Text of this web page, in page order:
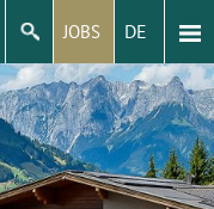
JOBS DE